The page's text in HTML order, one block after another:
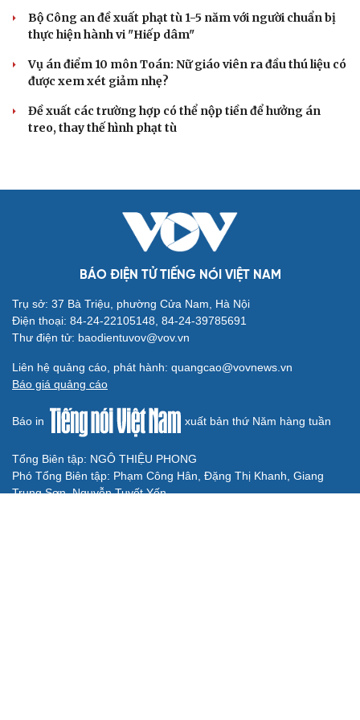
xử ngày 18/8
Truy tố tài xế xe tải vụ nữ sinh tử vong ở Vĩnh Long
Đối tượng điều hành tổ chức phản động núp bóng tôn
giáo lĩnh án 7 năm 6 tháng tù
Vụ gian lận thi tại Tuyên Quang: Khởi tố thêm 2 người,
nâng tổng số lên 29 bị can
Đoàn Bảo Châu bị phạt 7 năm tù về hành vi tuyên truyền
chống Nhà nước
TƯ VẤN LUẬT